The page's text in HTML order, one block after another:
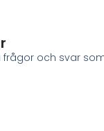
frågor och svar